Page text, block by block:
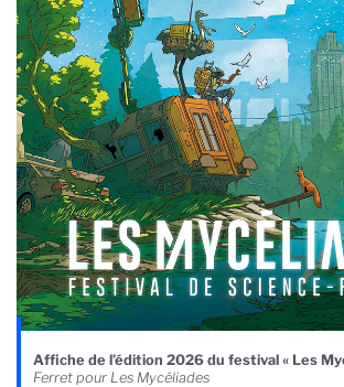
Affiche de l’édition 2026 du festival « Les
Ferret pour Les Mycéliades